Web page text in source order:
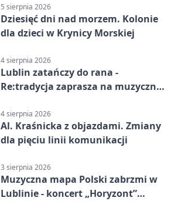
5 sierpnia 2026
Dziesięć dni nad morzem. Kolonie
dla dzieci w Krynicy Morskiej
4 sierpnia 2026
Lublin zatańczy do rana -
Re:tradycja zaprasza na muzyczną
4 sierpnia 2026
Al. Kraśnicka z objazdami. Zmiany
dla pięciu linii komunikacji
3 sierpnia 2026
Muzyczna mapa Polski zabrzmi w
Lublinie - koncert „Horyzont”